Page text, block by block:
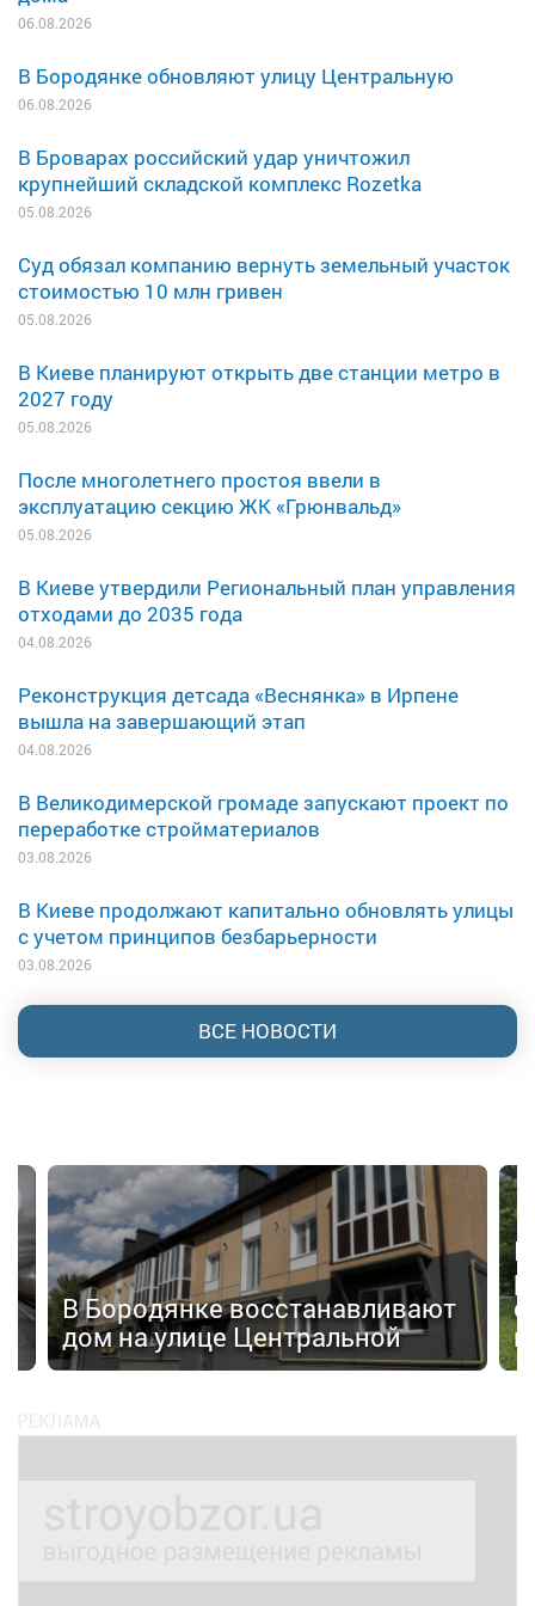
06.08.2026
В Бородянке обновляют улицу Центральную
06.08.2026
В Броварах российский удар уничтожил
крупнейший складской комплекс Rozetka
05.08.2026
Суд обязал компанию вернуть земельный участок
стоимостью 10 млн гривен
05.08.2026
В Киеве планируют открыть две станции метро в
2027 году
05.08.2026
После многолетнего простоя ввели в
эксплуатацию секцию ЖК «Грюнвальд»
05.08.2026
В Киеве утвердили Региональный план управления
отходами до 2035 года
04.08.2026
Реконструкция детсада «Веснянка» в Ирпене
вышла на завершающий этап
04.08.2026
В Великодимерской громаде запускают проект по
переработке стройматериалов
03.08.2026
В Киеве продолжают капитально обновлять улицы
с учетом принципов безбарьерности
03.08.2026
ВСЕ НОВОСТИ
В Бородянке восстанавливают
дом на улице Центральной